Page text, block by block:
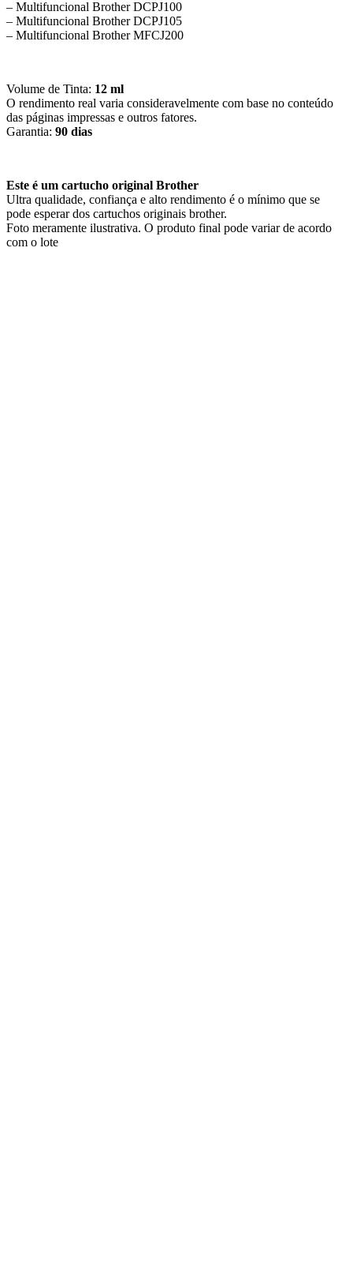
– Multifuncional Brother DCPJ100
– Multifuncional Brother DCPJ105
– Multifuncional Brother MFCJ200
Volume de Tinta: 12 ml
O rendimento real varia consideravelmente com base no conteúdo
das páginas impressas e outros fatores.
Garantia: 90 dias
Este é um cartucho original Brother
Ultra qualidade, confiança e alto rendimento é o mínimo que se
pode esperar dos cartuchos originais brother.
Foto meramente ilustrativa. O produto final pode variar de acordo
com o lote